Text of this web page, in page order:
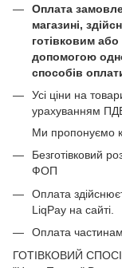
Оплата
магазині,
готівковим
допомогою
способів
Усі ціни на
урахуванням
Ми пропонуємо
Безготівковий
ФОП
Оплата
LiqPay на сайті.
Оплата
ГОТІВКОВИЙ